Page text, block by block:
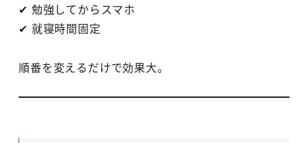
✔ 勉強してからスマホ
✔ 就寝時間固定
順番を変えるだけで効果大。